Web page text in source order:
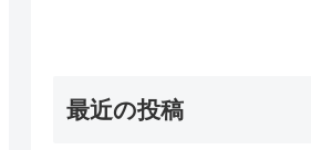
最近の投稿